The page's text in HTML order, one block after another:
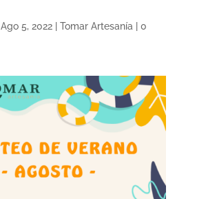
Ago 5, 2022| Tomar Artesanía 0